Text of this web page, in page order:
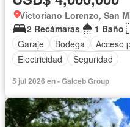
Victoriano Lorenzo, San
2 Recámaras
1 Baño
Garaje
Bodega
Acceso
Electricidad
Seguridad
5 jul 2026 en - Galceb Group